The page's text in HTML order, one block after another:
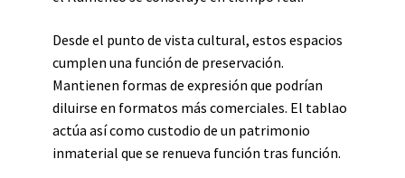
Desde el punto de vista cultural, estos espacios
cumplen una función de preservación.
Mantienen formas de expresión que podrían
diluirse en formatos más comerciales. El tablao
actúa así como custodio de un patrimonio
inmaterial que se renueva función tras función.